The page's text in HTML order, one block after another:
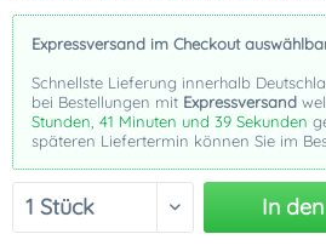
Expressversand im Checkout
Schnellste Lieferung innerhalb
bei Bestellungen mit Expressversand
Stunden, 41 Minuten und 38 Sekunden
späteren Liefertermin können Sie im
In den